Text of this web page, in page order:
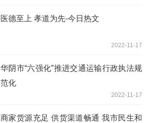
医德至上 孝道为先-今日热文
2022-11-17
华阴市“六强化”推进交通运输行政执法规
范化
2022-11-17
商家货源充足 供货渠道畅通 我市民生和